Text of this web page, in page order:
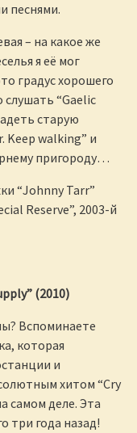
песнями.
– на какое же
я её мог
градус хорошего
слушать “Gaelic
старую
Keep walking” и
пригороду…
“Johnny Tarr”
Reserve”, 2003-й
(2010)
Вспоминаете
которая
и
хитом “Cry
самом деле. Эта
три года назад!